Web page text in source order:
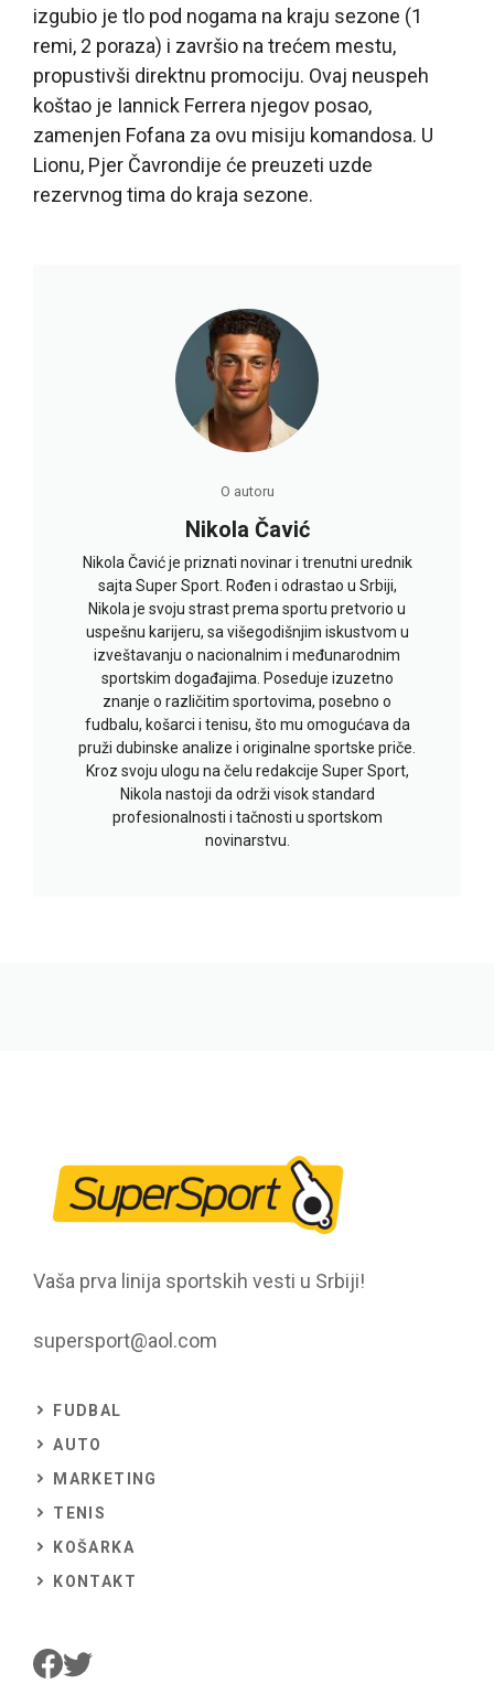
izgubio je tlo pod nogama na kraju sezone (1
remi, 2 poraza) i završio na trećem mestu,
propustivši direktnu promociju. Ovaj neuspeh
koštao je Iannick Ferrera njegov posao,
zamenjen Fofana za ovu misiju komandosa. U
Lionu, Pjer Čavrondije će preuzeti uzde
rezervnog tima do kraja sezone.
O autoru
Nikola Čavić
Nikola Čavić je priznati novinar i trenutni urednik
sajta Super Sport. Rođen i odrastao u Srbiji,
Nikola je svoju strast prema sportu pretvorio u
uspešnu karijeru, sa višegodišnjim iskustvom u
izveštavanju o nacionalnim i međunarodnim
sportskim događajima. Poseduje izuzetno
znanje o različitim sportovima, posebno o
fudbalu, košarci i tenisu, što mu omogućava da
pruži dubinske analize i originalne sportske priče.
Kroz svoju ulogu na čelu redakcije Super Sport,
Nikola nastoji da održi visok standard
profesionalnosti i tačnosti u sportskom
novinarstvu.
Vaša prva linija sportskih vesti u Srbiji!
supersport@aol.com
FUDBAL
AUTO
MARKETING
TENIS
KOŠARKA
KONTAKT